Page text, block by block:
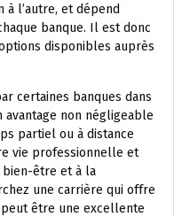
à l’autre, et dépend
banque. Il est donc
disponibles auprès
certaines banques dans
avantage non négligeable
partiel ou à distance
vie professionnelle et
être et à la
une carrière qui offre
être une excellente